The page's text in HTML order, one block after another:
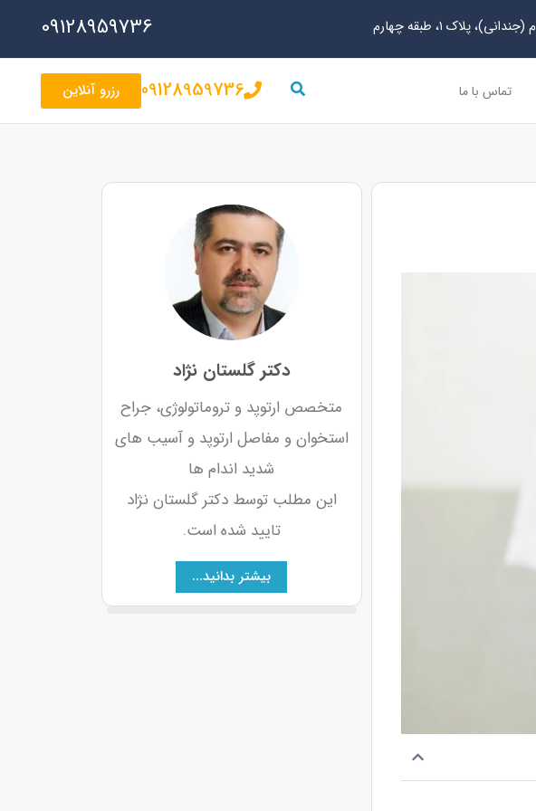
09128959736
تماس با ما 09128959736 رزرو آنلاین
دکتر گلستان نژاد
متخصص ارتوپد و تروماتولوژی، جراح
استخوان و مفاصل ارتوپد و آسیب های
شدید اندام ها
این مطلب توسط دکتر گلستان نژاد
تایید شده است.
بیشتر بدانید...